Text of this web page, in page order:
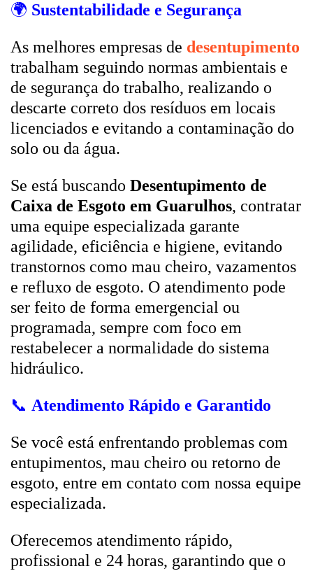
🌍 Sustentabilidade e Segurança
As melhores empresas de desentupimento
trabalham seguindo normas ambientais e
de segurança do trabalho, realizando o
descarte correto dos resíduos em locais
licenciados e evitando a contaminação do
solo ou da água.
Se está buscando Desentupimento de
Caixa de Esgoto em Guarulhos, contratar
uma equipe especializada garante
agilidade, eficiência e higiene, evitando
transtornos como mau cheiro, vazamentos
e refluxo de esgoto. O atendimento pode
ser feito de forma emergencial ou
programada, sempre com foco em
restabelecer a normalidade do sistema
hidráulico.
📞 Atendimento Rápido e Garantido
Se você está enfrentando problemas com
entupimentos, mau cheiro ou retorno de
esgoto, entre em contato com nossa equipe
especializada.
Oferecemos atendimento rápido,
profissional e 24 horas, garantindo que o